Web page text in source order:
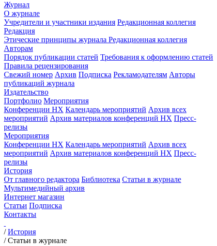
Журнал
О журнале
Учредители и участники издания Редакционная коллегия
Редакция
Этические принципы журнала Редакционная коллегия
Авторам
Порядок публикации статей Требования к оформлению статей
Правила рецензирования
Свежий номер Архив Подписка Рекламодателям Авторы
публикаций журнала
Издательство
Портфолио Мероприятия
Конференции НХ Календарь мероприятий Архив всех
мероприятий Архив материалов конференций НХ Пресс-
релизы
Мероприятия
Конференции НХ Календарь мероприятий Архив всех
мероприятий Архив материалов конференций НХ Пресс-
релизы
История
От главного редактора Библиотека Статьи в журнале
Мультимедийный архив
Интернет магазин
Статьи Подписка
Контакты
/История
/Статьи в журнале